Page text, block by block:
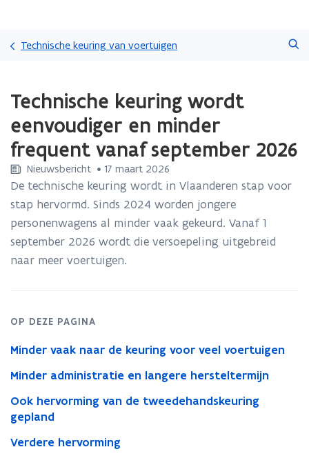
en
naar
gaan
Technische keuring van voertuigen
met
laden.
bevindt
zich
op:
Technische
wordt
eenvoudiger
minder
Technische keuring wordt
eenvoudiger en minder
frequent vanaf september 2026
Nieuwsbericht • 17 maart 2026
De technische keuring wordt in Vlaanderen stap voor
stap hervormd. Sinds 2024 worden jongere
personenwagens al minder vaak gekeurd. Vanaf 1
september 2026 wordt die versoepeling uitgebreid
naar meer voertuigen.
OP DEZE PAGINA
Minder vaak naar de keuring voor veel voertuigen
Minder administratie en langere hersteltermijn
Ook hervorming van de tweedehandskeuring
gepland
Verdere hervorming